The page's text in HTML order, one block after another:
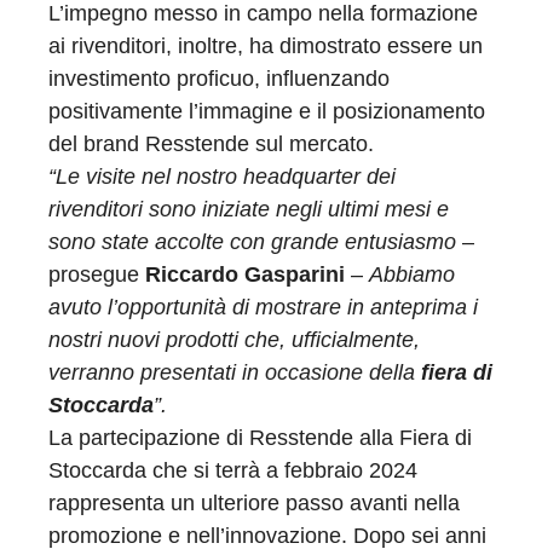
L’impegno messo in campo nella formazione
ai rivenditori, inoltre, ha dimostrato essere un
investimento proficuo, influenzando
positivamente l’immagine e il posizionamento
del brand Resstende sul mercato.
“Le visite nel nostro headquarter dei
rivenditori sono iniziate negli ultimi mesi e
sono state accolte con grande entusiasmo –
prosegue Riccardo Gasparini –Abbiamo
avuto l’opportunità di mostrare in anteprima i
nostri nuovi prodotti che, ufficialmente,
verranno presentati in occasione della fiera di
Stoccarda”.
La partecipazione di Resstende alla Fiera di
Stoccarda che si terrà a febbraio 2024
rappresenta un ulteriore passo avanti nella
promozione e nell’innovazione. Dopo sei anni